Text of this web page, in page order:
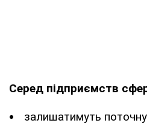
Серед підприємств
залишатимуть поточну